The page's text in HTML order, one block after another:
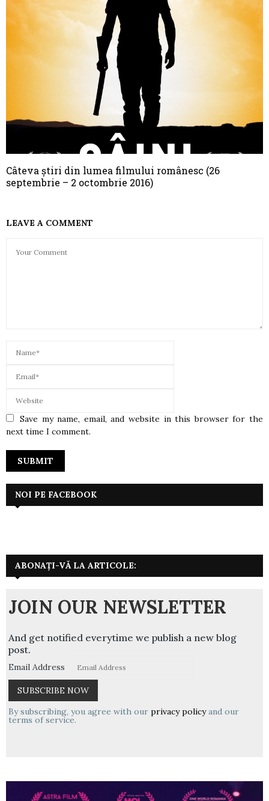
Câteva știri din lumea filmului românesc (26
septembrie – 2 octombrie 2016)
LEAVE A COMMENT
Save my name, email, and website in this browser for the
next time I comment.
NOI PE FACEBOOK
ABONAȚI-VĂ LA ARTICOLE:
JOIN OUR NEWSLETTER
And get notified everytime we publish a new blog
post.
Email Address
By subscribing, you agree with our privacy policyand our
terms of service.